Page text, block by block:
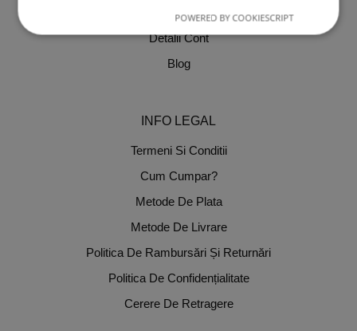
Comenzi
Detalii Cont
Blog
INFO LEGAL
Termeni Si Conditii
Cum Cumpar?
Metode De Plata
Metode De Livrare
Politica De Rambursări Și Returnări
Politica De Confidențialitate
Cerere De Retragere
POWERED BY COOKIESCRIPT